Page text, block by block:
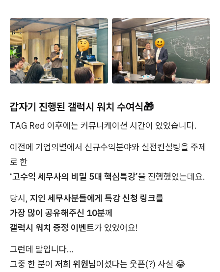
갑자기 진행된 갤럭시 워치 수여식🎁
TAG Red 이후에는 커뮤니케이션 시간이 있었습니다.
이전에 기업의별에서 신규수익분야와 실전컨설팅을 주제
로 한
‘고수익 세무사의 비밀 5대 핵심특강’을 진행했었는데요.
당시, 지인 세무사분들에게 특강 신청 링크를
가장 많이 공유해주신 10분께
갤럭시 워치 증정 이벤트가 있었어요!
그런데 말입니다…
그중 한 분이 저희 위원님이셨다는 웃픈(?) 사실 😂